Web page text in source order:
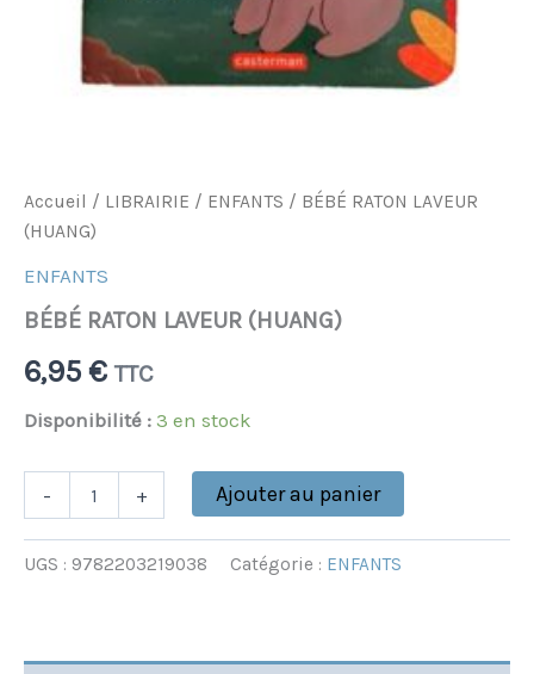
Accueil / LIBRAIRIE / ENFANTS / BÉBÉ RATON LAVEUR
(HUANG)
ENFANTS
BÉBÉ RATON LAVEUR (HUANG)
6,95 € TTC
Disponibilité : 3 en stock
- + Ajouter au panier
UGS : 9782203219038 Catégorie : ENFANTS